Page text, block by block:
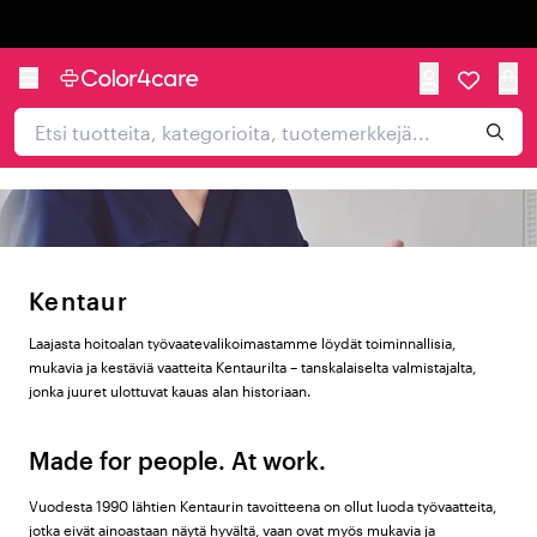
Kentaur
Laajasta hoitoalan työvaatevalikoimastamme löydät toiminnallisia,
mukavia ja kestäviä vaatteita Kentaurilta – tanskalaiselta valmistajalta,
jonka juuret ulottuvat kauas alan historiaan.
Made for people. At work.
Vuodesta 1990 lähtien Kentaurin tavoitteena on ollut luoda työvaatteita,
jotka eivät ainoastaan näytä hyvältä, vaan ovat myös mukavia ja